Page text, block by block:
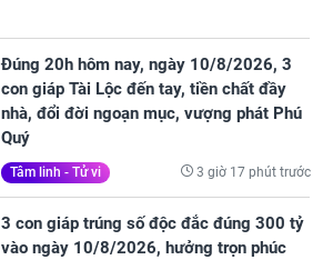
Đúng 20h hôm nay, ngày 10/8/2026, 3
con giáp Tài Lộc đến tay, tiền chất đầy
nhà, đổi đời ngoạn mục, vượng phát Phú
Quý
Tâm linh - Tử vi 3 giờ 17 phút trước
3 con giáp trúng số độc đắc đúng 300 tỷ
vào ngày 10/8/2026, hưởng trọn phúc